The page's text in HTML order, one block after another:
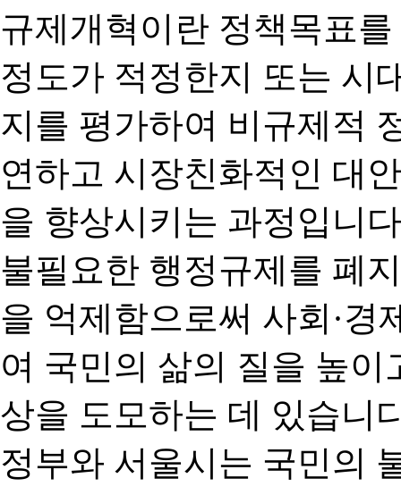
규제개혁이란 정책목표
정도가 적정한지 또는 시
지를 평가하여 비규제적
연하고 시장친화적인 대
을 향상시키는 과정입니
불필요한 행정규제를 폐
을 억제함으로써 사회·경
여 국민의 삶의 질을 높
상을 도모하는 데 있습니
정부와 서울시는 국민의